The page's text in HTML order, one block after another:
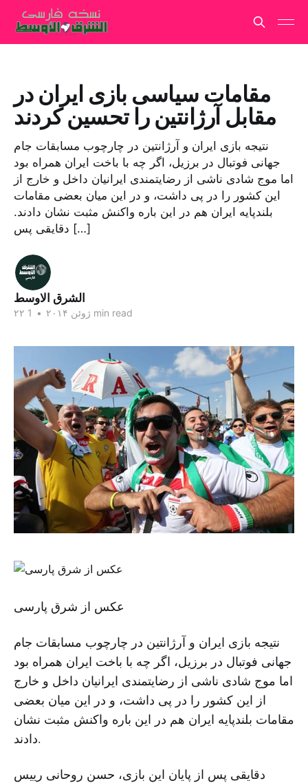
مقامات سیاسی بازی ایران در
مقابل آرژانتین را تحسین کردند
نتیجه بازی ایران و آرژانتین در چارچوب مسابقات جام
جهانی فوتبال در برزیل، اگر چه با باخت ایران همراه بود
اما موج شادی ناشی از رضایتمندی ایرانیان داخل و خارج از
این کشور را در پی داشت، و در این میان بعضی مقامات
بلندپایه ایران هم در این باره واکنش مثبت نشان دادند.
دقایقی پس […]
الشرق الاوسط
۲۲ ژوئن ۲۰۱۴ • 1 min read
عکس از شرق پارسی
نتیجه بازی ایران و آرژانتین در چارچوب مسابقات جام
جهانی فوتبال در برزیل، اگر چه با باخت ایران همراه بود
اما موج شادی ناشی از رضایتمندی ایرانیان داخل و خارج
از این کشور را در پی داشت، و در این میان بعضی
مقامات بلندپایه ایران هم در این باره واکنش مثبت نشان
دادند.
دقایقی پس از پایان این بازی، حسن روحانی رییس